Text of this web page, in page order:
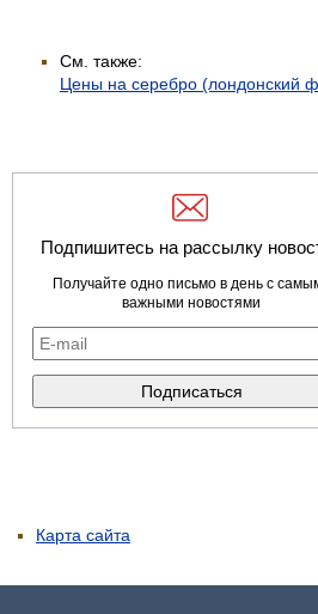
См. также:
Цены на серебро (лондонский
Подпишитесь на рассылку
Получайте одно письмо в день с
важными новостями
Карта сайта